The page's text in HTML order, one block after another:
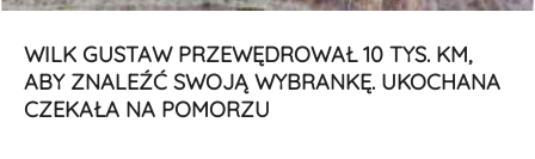
WILK GUSTAW PRZEWĘDROWAŁ 10 TYS. KM,
ABY ZNALEŹĆ SWOJĄ WYBRANKĘ. UKOCHANA
CZEKAŁA NA POMORZU